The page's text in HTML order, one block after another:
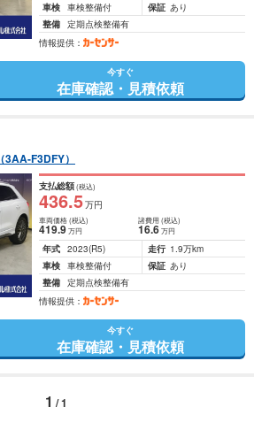
車検 車検整備付 保証 あり
整備 定期点検整備有
情報提供：
今すぐ
在庫確認・見積依頼
（3AA-F3DFY）
支払総額(税込)
436.5万円
車両価格(税込)
419.9万円
諸費用 (税込)
16.6 万円
年式 2023(R5) 走行 1.9万km
車検 車検整備付 保証 あり
整備 定期点検整備有
情報提供：
今すぐ
在庫確認・見積依頼
1 / 1